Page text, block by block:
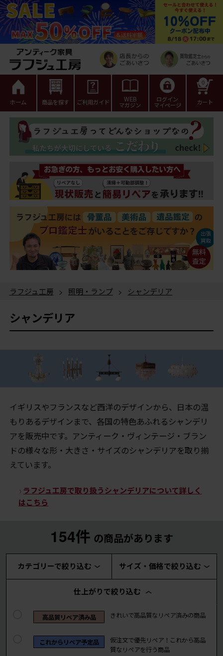
ホーム 商品を探す ご利用ガイド WEB
マガジン
ログイン
マイページ カート
0
ラフジュ工房 > 照明・ランプ > シャンデリア
シャンデリア
イギリスやフランスなど西洋のデザインから、日本の温
もりあるデザインまで、各国の特色あふれるシャンデリ
アを販売中です。アンティーク・ヴィンテージ・ブラン
ドの様々な形・大きさ・サイズのシャンデリアを取り揃
えています。
ラフジュ工房で取り扱うシャンデリアについて詳しく
はこちら
154件 の商品があります
カテゴリーで絞り込む サイズ・価格で絞り込む
仕上がりで絞り込む
高品質リペア済み品 きれいで高品質なリペア済みの商品
これからリペア予定品
仮注文で優先リペア！これから高品
質なリペアを行う商品